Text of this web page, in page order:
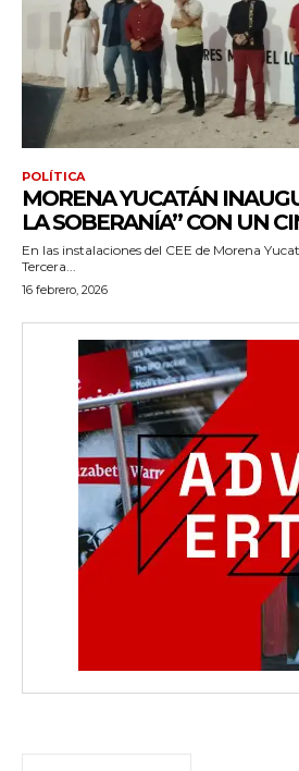
POLÍTICA
MORENA YUCATÁN
LA SOBERANÍA” CON UN
En las instalaciones del CEE de Morena
Tercera...
16 febrero, 2026